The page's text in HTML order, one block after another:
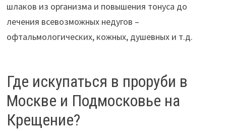
шлаков из организма и повышения тонуса до
лечения всевозможных недугов –
офтальмологических, кожных, душевных и т.д.
Где искупаться в проруби в
Москве и Подмосковье на
Крещение?